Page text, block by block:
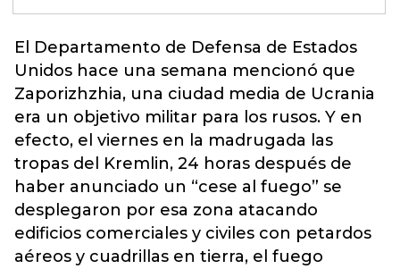
El Departamento de Defensa de Estados
Unidos hace una semana mencionó que
Zaporizhzhia, una ciudad media de Ucrania
era un objetivo militar para los rusos. Y en
efecto, el viernes en la madrugada las
tropas del Kremlin, 24 horas después de
haber anunciado un “cese al fuego” se
desplegaron por esa zona atacando
edificios comerciales y civiles con petardos
aéreos y cuadrillas en tierra, el fuego